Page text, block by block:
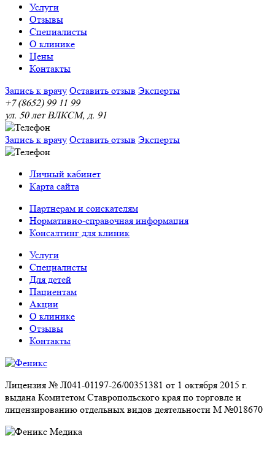
Услуги
Отзывы
Специалисты
О клинике
Цены
Контакты
Запись к врачу Оставить отзыв Эксперты
+7 (8652) 99 11 99
ул. 50 лет ВЛКСМ, д. 91
Запись к врачу Оставить отзыв Эксперты
Личный кабинет
Карта сайта
Партнерам и соискателям
Нормативно-справочная информация
Консалтинг для клиник
Услуги
Специалисты
Для детей
Пациентам
Акции
О клинике
Отзывы
Контакты
Лицензия № Л041-01197-26/00351381 от 1 октября 2015 г.
выдана Комитетом Ставропольского края по торговле и
лицензированию отдельных видов деятельности М №018670